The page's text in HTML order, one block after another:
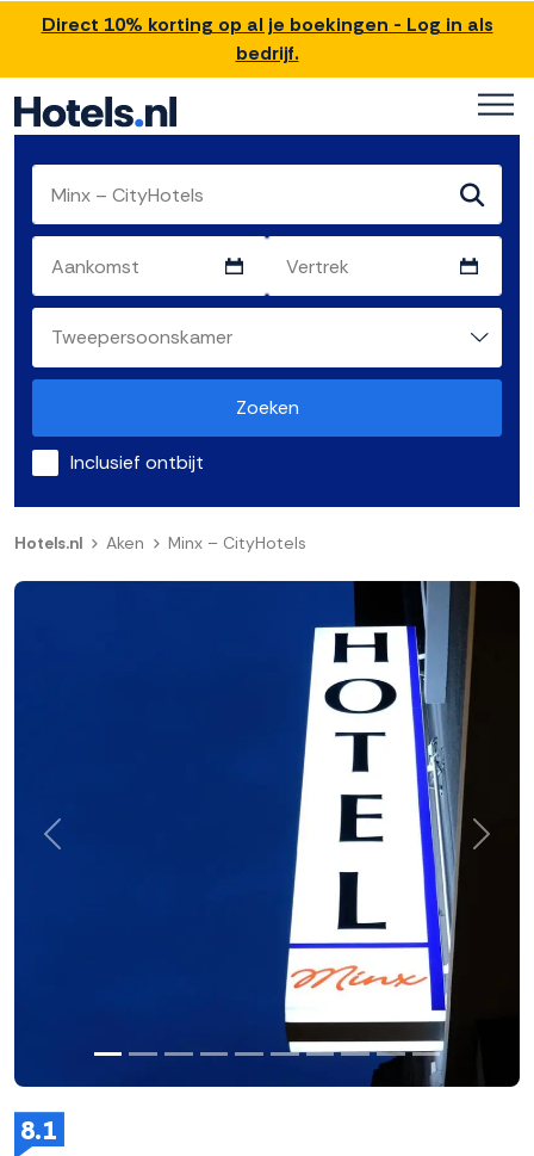
Direct 10% korting op al je boekingen - Log in als
bedrijf.
Zoeken
Inclusief ontbijt
Hotels.nl Aken Minx – CityHotels
8.1